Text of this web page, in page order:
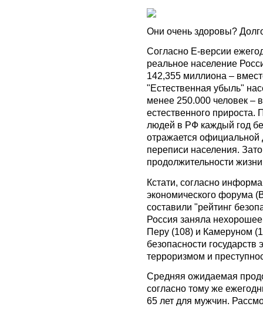
Они очень здоровы?
Согласно Е-версии
реальное население
142,355 миллиона –
"Естественная убыль"
менее 250.000 человек –
естественного прироста.
людей в РФ каждый год
отражается
переписи населения.
продолжительности
Кстати, согласно
экономического форума
составили "рейтинг
Россия заняла
Перу (108) и Камеруном
безопасности
терроризмом и
Средняя ожидаемая
согласно тому же
65 лет для мужчин.